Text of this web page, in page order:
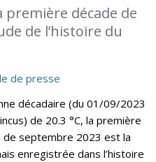
décade de
de l’histoire du
de presse
décadaire (du 01/09/2023
de 20.3 °C, la première
de septembre 2023 est la
enregistrée dans l’histoire